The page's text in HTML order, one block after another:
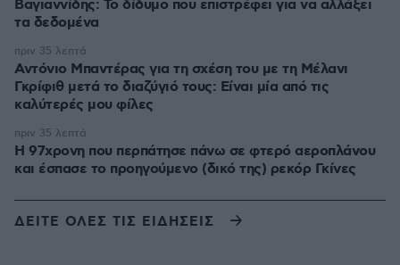
Βαγιαννίδης: Το δίδυμο που επιστρέφει για να αλλάξει
τα δεδομένα
Αντόνιο Μπαντέρας για τη σχέση του με τη Μέλανι
Γκρίφιθ μετά το διαζύγιό τους: Είναι μία από τις
καλύτερές μου φίλες
πριν 35 λεπτά
Η 97χρονη που περπάτησε πάνω σε φτερό αεροπλάνου
και έσπασε το προηγούμενο (δικό της) ρεκόρ Γκίνες
πριν 35 λεπτά
ΔΕΙΤΕ ΟΛΕΣ ΤΙΣ ΕΙΔΗΣΕΙΣ